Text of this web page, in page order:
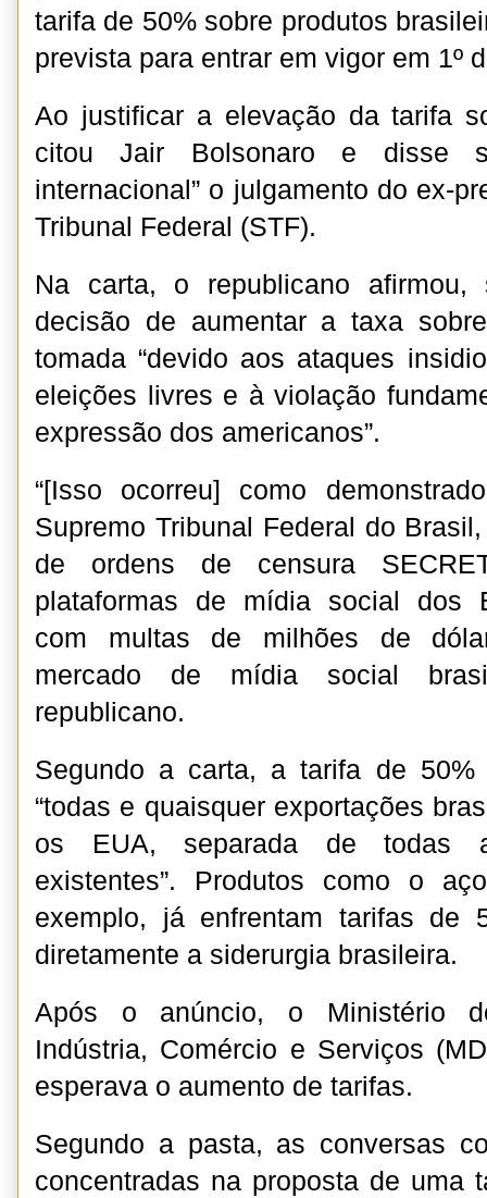
tarifa de 50% sobre produtos
prevista para entrar em vigor em 1º
Ao justificar a elevação da tarifa
citou Jair Bolsonaro e disse
internacional” o julgamento do ex-
Tribunal Federal (STF).
Na carta, o republicano
decisão de aumentar a taxa
tomada “devido aos ataques
eleições livres e à violação
expressão dos americanos”.
“[Isso ocorreu] como
Supremo Tribunal Federal do
de ordens de censura
plataformas de mídia social dos
com multas de milhões de
mercado de mídia social
republicano.
Segundo a carta, a tarifa de 50%
“todas e quaisquer exportações
os EUA, separada de todas
existentes”. Produtos como o
exemplo, já enfrentam tarifas de
diretamente a siderurgia brasileira.
Após o anúncio, o Ministério
Indústria, Comércio e Serviços
esperava o aumento de tarifas.
Segundo a pasta, as conversas
concentradas na proposta de uma